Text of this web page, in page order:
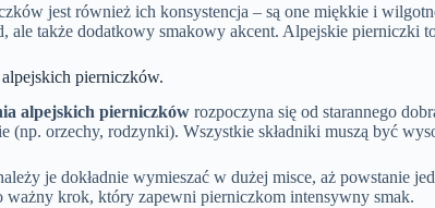
jest również ich konsystencja – są one miękkie i
ale także dodatkowy smakowy akcent. Alpejskie pierniczki
pierniczków.
alpejskich pierniczków rozpoczyna się od starannego
(np. orzechy, rodzynki). Wszystkie składniki muszą być
je dokładnie wymieszać w dużej misce, aż powstanie
ważny krok, który zapewni pierniczkom intensywny smak.